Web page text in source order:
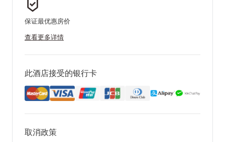
保证最优惠房价
查看更多详情
此酒店接受的银行卡
取消政策